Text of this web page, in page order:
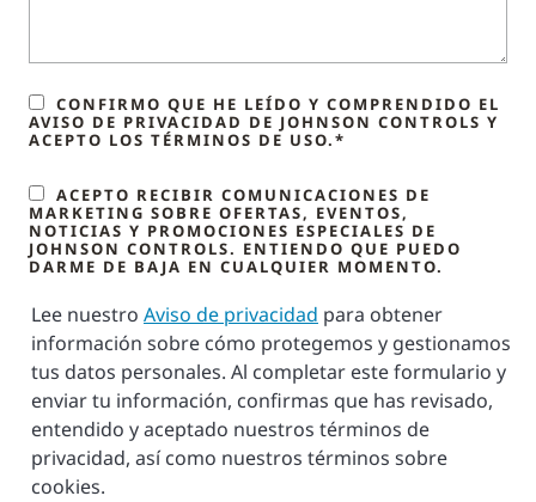
CONFIRMO QUE HE LEÍDO Y COMPRENDIDO EL
AVISO DE PRIVACIDAD DE JOHNSON CONTROLS Y
ACEPTO LOS TÉRMINOS DE USO.*
ACEPTO RECIBIR COMUNICACIONES DE
MARKETING SOBRE OFERTAS, EVENTOS,
NOTICIAS Y PROMOCIONES ESPECIALES DE
JOHNSON CONTROLS. ENTIENDO QUE PUEDO
DARME DE BAJA EN CUALQUIER MOMENTO.
Lee nuestro Aviso de privacidad para obtener
información sobre cómo protegemos y gestionamos
tus datos personales. Al completar este formulario y
enviar tu información, confirmas que has revisado,
entendido y aceptado nuestros términos de
privacidad, así como nuestros términos sobre
cookies.